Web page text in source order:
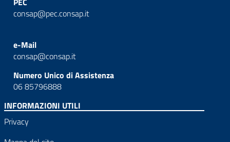
consap@pec.consap.it
e-Mail
consap@consap.it
Numero Unico di Assistenza
06 85796888
INFORMAZIONI UTILI
Privacy